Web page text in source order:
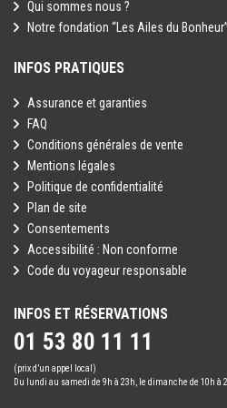
Qui sommes nous ?
Notre fondation “Les Ailes du Bonheur”
INFOS PRATIQUES
Assurance et garanties
FAQ
Conditions générales de vente
Mentions légales
Politique de confidentialité
Plan de site
Consentements
Accessibilité : Non conforme
Code du voyageur responsable
INFOS ET RÉSERVATIONS
01 53 80 11 11
(prix d’un appel local)
Du lundi au samedi de 9h à 23h, le dimanche de 10h à